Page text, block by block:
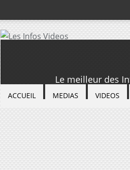
Le meilleur des
ACCUEIL MEDIAS VIDEOS